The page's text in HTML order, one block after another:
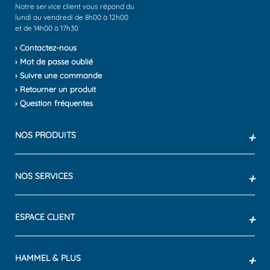
Notre service client vous répond du
lundi au vendredi de 8h00 à 12h00
et de 14h00 à 17h30
› Contactez-nous
› Mot de passe oublié
› Suivre une commande
› Retourner un produit
› Question fréquentes
NOS PRODUITS +
NOS SERVICES +
ESPACE CLIENT +
HAMMEL & PLUS +